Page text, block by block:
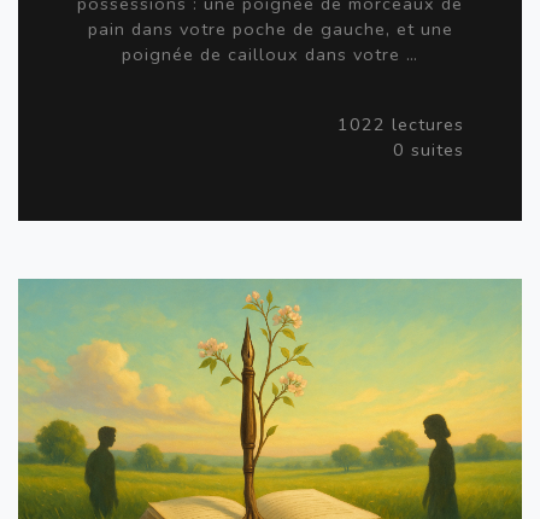
pain dans votre poche de gauche, et une
poignée de cailloux dans votre …
1022 lectures
0 suites